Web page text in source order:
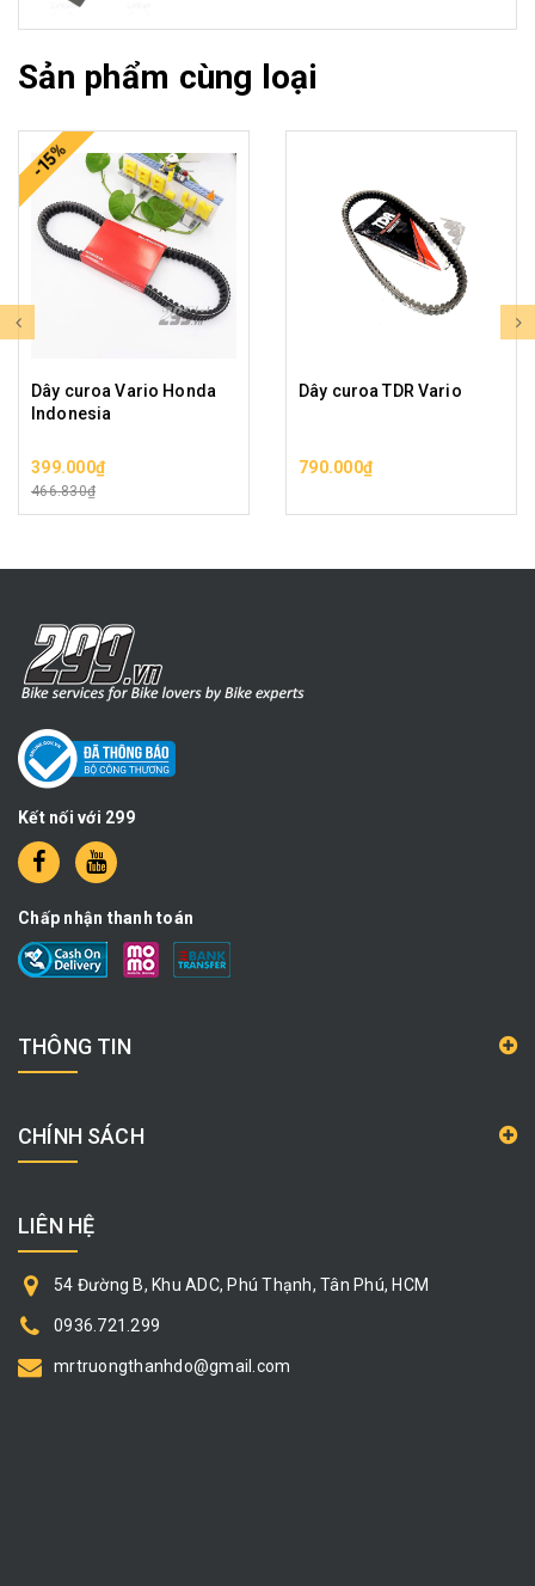
Sản phẩm cùng loại
-15%
Dây curoa Vario Honda
Indonesia
399.000₫
466.830₫
Dây curoa TDR Vario
790.000₫
Kết nối với 299
Chấp nhận thanh toán
THÔNG TIN
CHÍNH SÁCH
LIÊN HỆ
54 Đường B, Khu ADC, Phú Thạnh, Tân Phú, HCM
0936.721.299
mrtruongthanhdo@gmail.com